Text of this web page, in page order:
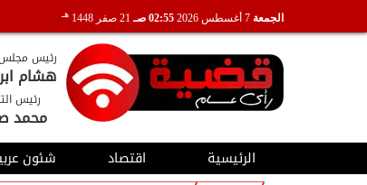
الجمعة 02:55 صـ 21 صفر 1448 هـ
رئيس مجلس
هشام
رئيس
محمد
الرئيسية اقتصاد شئون